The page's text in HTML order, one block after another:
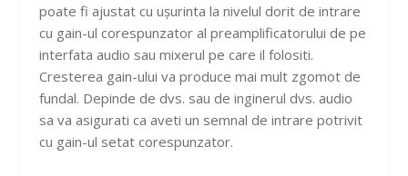
poate fi ajustat cu ușurinta la nivelul dorit de intrare
cu gain-ul corespunzator al preamplificatorului de pe
interfata audio sau mixerul pe care il folositi.
Cresterea gain-ului va produce mai mult zgomot de
fundal. Depinde de dvs. sau de inginerul dvs. audio
sa va asigurati ca aveti un semnal de intrare potrivit
cu gain-ul setat corespunzator.